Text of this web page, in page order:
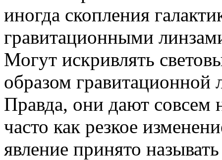
иногда скопления
гравитационными
Могут искривлять
образом гравитационной
Правда, они дают совсем
часто как резкое
явление принято